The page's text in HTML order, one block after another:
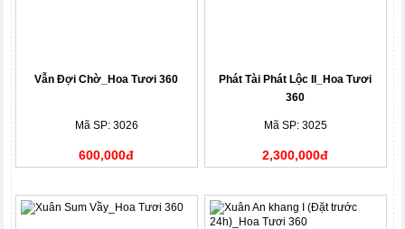
Vẫn Đợi Chờ_Hoa Tươi 360
Mã SP: 3026
600,000đ
Phát Tài Phát Lộc II_Hoa Tươi
360
Mã SP: 3025
2,300,000đ